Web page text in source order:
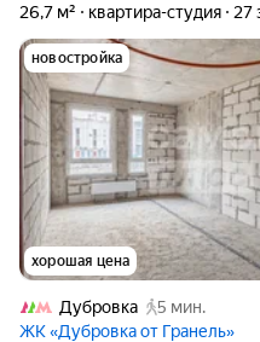
26,7 м² квартира-студия 27
новостройка
хорошая цена
Дубровка
5 мин.
ЖК «Дубровка от Гранель»